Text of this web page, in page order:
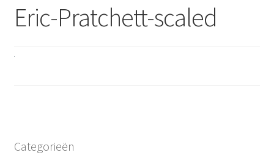
Verzendkosten & Ophalen boeken
Eric-Pratchett-scaled
Categorieën